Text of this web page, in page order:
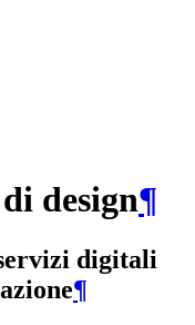
design¶
digitali
¶